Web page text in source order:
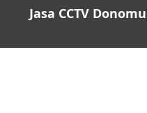
Jasa CCTV